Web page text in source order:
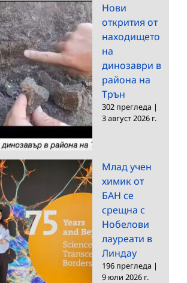
Нови
открития от
находището
на
динозаври в
района на
Трън
302 прегледа |
3 август 2026 г.
Млад учен
химик от
БАН се
срещна с
Нобелови
лауреати в
Линдау
196 прегледа |
9 юли 2026 г.